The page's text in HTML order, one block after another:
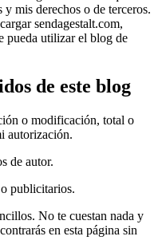
mis derechos o de terceros.
sendagestalt.com,
pueda utilizar el blog de
de este blog
o modificación, total o
autorización.
de autor.
publicitarios.
No te cuestan nada y
en esta página sin